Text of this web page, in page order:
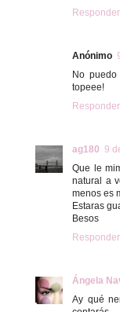
Responder
Anónimo
No puedo
topeee!
Responder
ag180 9
Que le
natural a
menos es
Estaras
Besos
Responder
Ángela
Ay qué